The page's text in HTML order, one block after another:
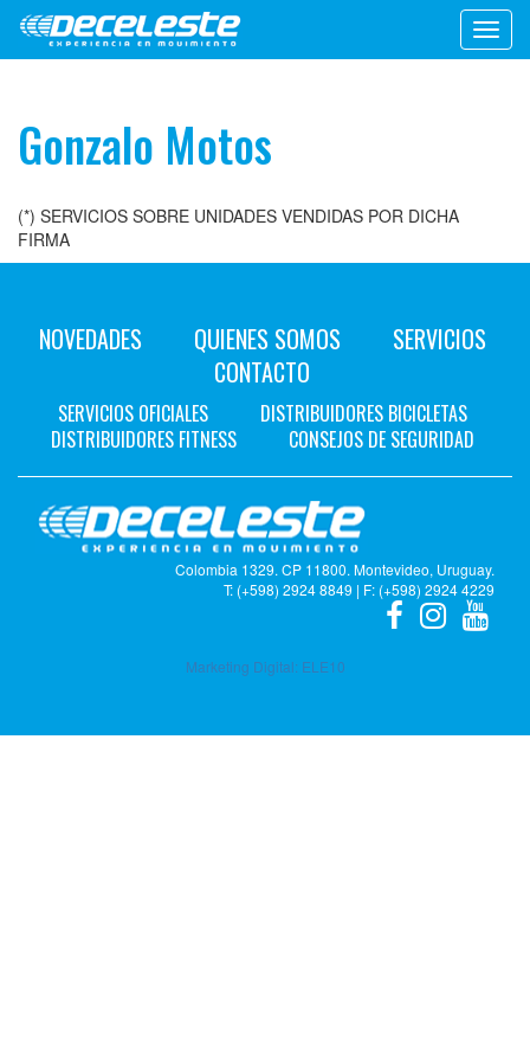
Gonzalo Motos
(*) SERVICIOS SOBRE UNIDADES VENDIDAS POR DICHA
FIRMA
NOVEDADES QUIENES SOMOS
SERVICIOS
CONTACTO
SERVICIOS OFICIALES
DISTRIBUIDORES BICICLETAS
DISTRIBUIDORES FITNESS
CONSEJOS DE SEGURIDAD
Colombia 1329. CP 11800. Montevideo, Uruguay.
T: (+598) 2924 8849 | F: (+598) 2924 4229
Marketing Digital: ELE10